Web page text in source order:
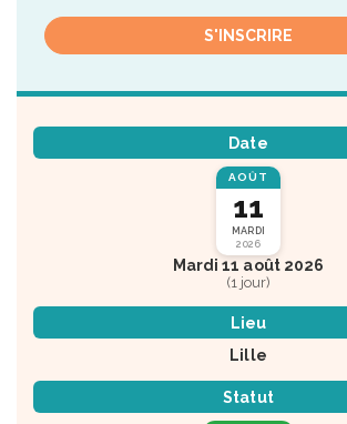
S'INSCRIRE
Date
AOÛT
11
MARDI
2026
Mardi 11 août 2026
(1 jour)
Lieu
Lille
Statut